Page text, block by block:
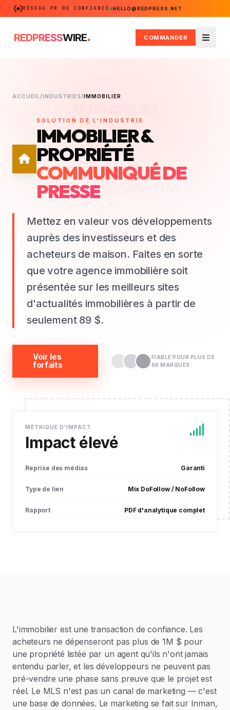
RÉSEAU PR DE CONFIANCE HELLO@REDPRESS.NET
REDPRESSWIRE. COMMANDER
Menu
ACCUEIL/INDUSTRIES/IMMOBILIER
SOLUTION DE L'INDUSTRIE
IMMOBILIER &
PROPRIÉTÉ
COMMUNIQUÉ DE
PRESSE
Mettez en valeur vos développements
auprès des investisseurs et des
acheteurs de maison. Faites en sorte
que votre agence immobilière soit
présentée sur les meilleurs sites
d'actualités immobilières à partir de
seulement 89 $.
Voir les
forfaits
FIABLE POUR PLUS DE
6K MARQUES
MÉTRIQUE D'IMPACT
Impact élevé
Reprise des médias Garanti
Type de lien Mix DoFollow / NoFollow
Rapport PDF d'analytique complet
L'immobilier est une transaction de confiance. Les
acheteurs ne dépenseront pas plus de 1M $ pour
une propriété listée par un agent qu'ils n'ont jamais
entendu parler, et les développeurs ne peuvent pas
pré-vendre une phase sans preuve que le projet est
réel. Le MLS n'est pas un canal de marketing — c'est
une base de données. Le marketing se fait sur Inman,